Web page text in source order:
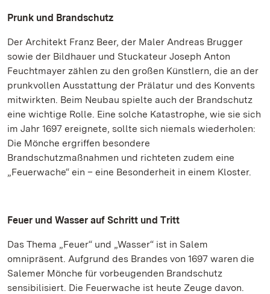
Prunk und Brandschutz
Der Architekt Franz Beer, der Maler Andreas Brugger
sowie der Bildhauer und Stuckateur Joseph Anton
Feuchtmayer zählen zu den großen Künstlern, die an der
prunkvollen Ausstattung der Prälatur und des Konvents
mitwirkten. Beim Neubau spielte auch der Brandschutz
eine wichtige Rolle. Eine solche Katastrophe, wie sie sich
im Jahr 1697 ereignete, sollte sich niemals wiederholen:
Die Mönche ergriffen besondere
Brandschutzmaßnahmen und richteten zudem eine
„Feuerwache“ ein – eine Besonderheit in einem Kloster.
Feuer und Wasser auf Schritt und Tritt
Das Thema „Feuer“ und „Wasser“ ist in Salem
omnipräsent. Aufgrund des Brandes von 1697 waren die
Salemer Mönche für vorbeugenden Brandschutz
sensibilisiert. Die Feuerwache ist heute Zeuge davon.